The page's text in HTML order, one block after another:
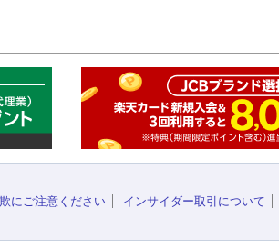
にご注意ください インサイダー取引について